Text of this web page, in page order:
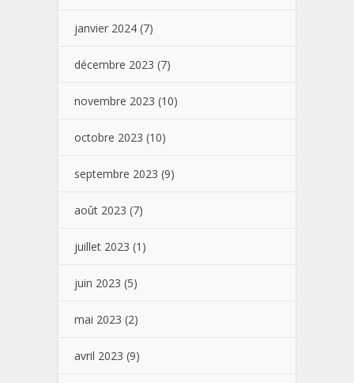
janvier 2024 (7)
décembre 2023 (7)
novembre 2023 (10)
octobre 2023 (10)
septembre 2023 (9)
août 2023 (7)
juillet 2023 (1)
juin 2023 (5)
mai 2023 (2)
avril 2023 (9)